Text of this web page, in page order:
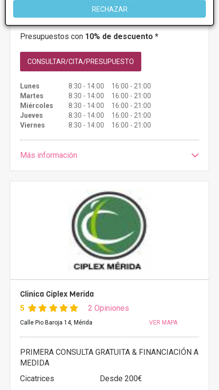
RECHAZAR
Presupuestos con 10% de descuento *
CONSULTAR/CITA/PRESUPUESTO
Lunes
8:30 - 14:00 16:00 - 21:00
Martes
8:30 - 14:00 16:00 - 21:00
Miércoles
8:30 - 14:00 16:00 - 21:00
Jueves
8:30 - 14:00 16:00 - 21:00
Viernes
8:30 - 14:00 16:00 - 21:00
Más información
Clinica Ciplex Merida
5 2 Opiniones
Calle Pio Baroja 14, Mérida VER MAPA
PRIMERA CONSULTA GRATUITA & FINANCIACIÓN A
MEDIDA
Cicatrices
Desde 200€